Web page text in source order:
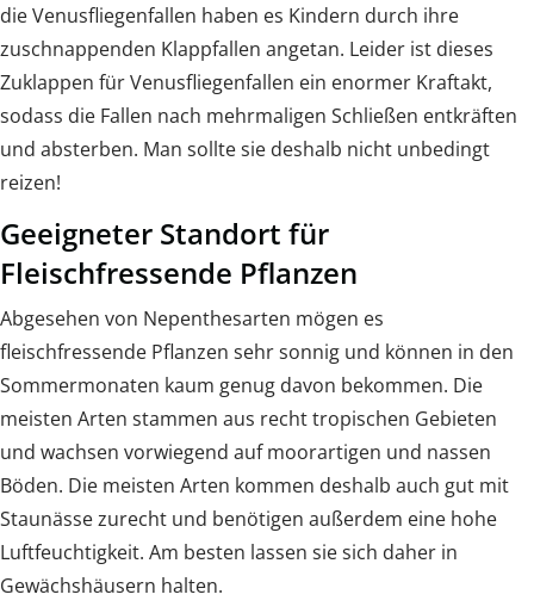
die Venusfliegenfallen haben es Kindern durch ihre
zuschnappenden Klappfallen angetan. Leider ist dieses
Zuklappen für Venusfliegenfallen ein enormer Kraftakt,
sodass die Fallen nach mehrmaligen Schließen entkräften
und absterben. Man sollte sie deshalb nicht unbedingt
reizen!
Geeigneter Standort für
Fleischfressende Pflanzen
Abgesehen von Nepenthesarten mögen es
fleischfressende Pflanzen sehr sonnig und können in den
Sommermonaten kaum genug davon bekommen. Die
meisten Arten stammen aus recht tropischen Gebieten
und wachsen vorwiegend auf moorartigen und nassen
Böden. Die meisten Arten kommen deshalb auch gut mit
Staunässe zurecht und benötigen außerdem eine hohe
Luftfeuchtigkeit. Am besten lassen sie sich daher in
Gewächshäusern halten.